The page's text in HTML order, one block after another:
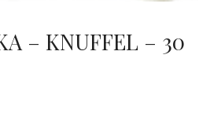
– KNUFFEL – 30